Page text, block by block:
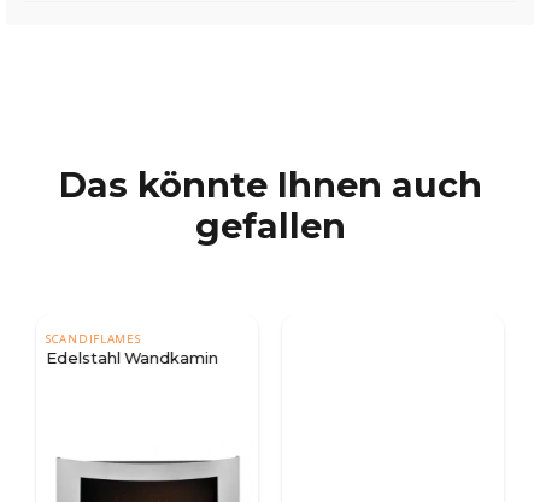
Das könnte Ihnen auch
gefallen
SCANDIFLAMES
Edelstahl Wandkamin